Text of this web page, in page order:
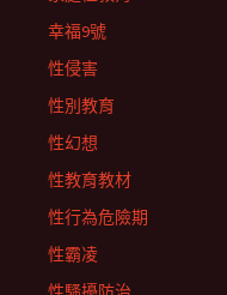
幸福9號
性侵害
性別教育
性幻想
性教育教材
性行為危險期
性霸凌